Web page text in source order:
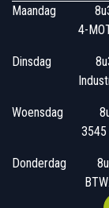
Maandag
4-
Dinsdag
Woensdag
3545
Donderdag
BTW: